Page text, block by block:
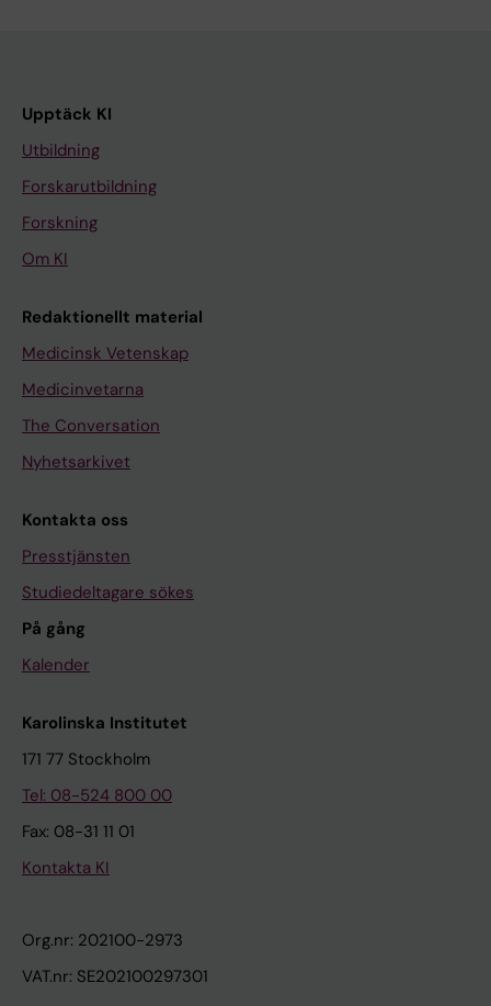
Upptäck KI
Utbildning
Forskarutbildning
Forskning
Om KI
Redaktionellt material
Medicinsk Vetenskap
Medicinvetarna
The Conversation
Nyhetsarkivet
Kontakta oss
Presstjänsten
Studiedeltagare sökes
På gång
Kalender
Karolinska Institutet
171 77 Stockholm
Tel: 08-524 800 00
Fax: 08-31 11 01
Kontakta KI
Org.nr: 202100-2973
VAT.nr: SE202100297301